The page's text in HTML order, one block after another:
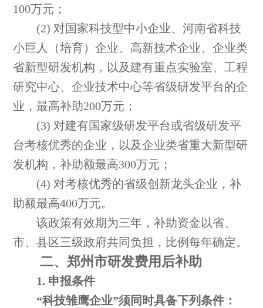
100万元；
(2) 对国家科技型中小企业、河南省科技
小巨人（培育）企业、高新技术企业、企业类
省新型研发机构，以及建有重点实验室、工程
研究中心、企业技术中心等省级研发平台的企
业，最高补助200万元；
(3) 对建有国家级研发平台或省级研发平
台考核优秀的企业，以及企业类省重大新型研
发机构，补助额最高300万元；
(4) 对考核优秀的省级创新龙头企业，补
助额最高400万元。
该政策有效期为三年，补助资金以省、
市、县区三级政府共同负担，比例每年确定。
二、郑州市研发费用后补助
1. 申报条件
“科技雏鹰企业”须同时具备下列条件：